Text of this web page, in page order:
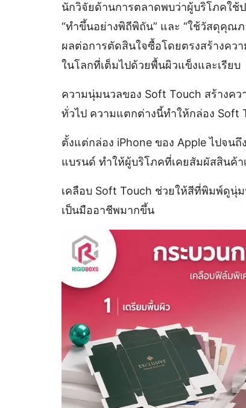
นักวิจัยด้านการตลาดพบว่าผู้บริโภคใ
“ทำขึ้นอย่างพิถีพิถัน” และ “ใช้วัสดุคุณ
ผลต่อการตัดสินใจซื้อโดยตรงสร้างคว
ในโลกที่เต็มไปด้วยพื้นผิวแข็งและเรียบ
ความนุ่มนวลของ Soft Touch สร้างค
ทั่วไป ความแตกต่างนี้ทำให้กล่อง Soft
ตั้งแต่กล่อง iPhone ของ Apple ไปจน
แบรนด์ ทำให้ผู้บริโภคที่เคยสัมผัสสินค้
เคลือบ Soft Touch ช่วยให้สีที่พิมพ์ดูนุ่
เป็นมืออาชีพมากขึ้น